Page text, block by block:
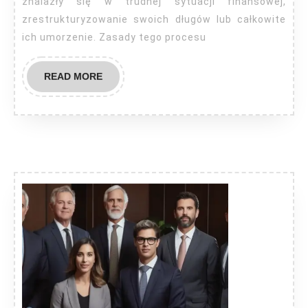
zrestrukturyzowanie swoich długów lub całkowite
ich umorzenie. Zasady tego procesu
READ MOREREAD
MORE